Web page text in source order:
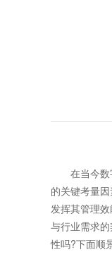
在当今数字
的关键考量
发挥其管理
与行业需求
性吗?下面顺